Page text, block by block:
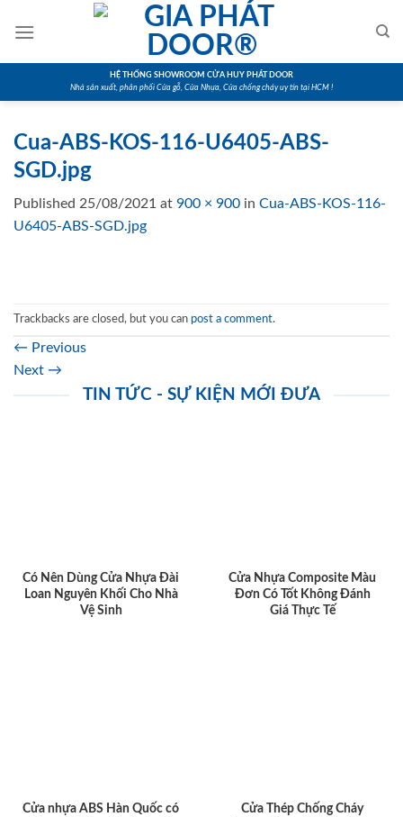
HỆ THỐNG SHOWROOM CỬA HUY PHÁT DOOR
Nhà sản xuất, phân phối Cửa gỗ, Cửa Nhựa, Cửa chống cháy uy tín tại HCM !
Cua-ABS-KOS-116-U6405-ABS-
SGD.jpg
Published 25/08/2021 at 900 × 900 in Cua-ABS-KOS-116-
U6405-ABS-SGD.jpg
Trackbacks are closed, but you can post a comment.
← Previous
Next →
TIN TỨC - SỰ KIỆN MỚI ĐƯA
Có Nên Dùng Cửa Nhựa Đài
Loan Nguyên Khối Cho Nhà
Vệ Sinh
Cửa Nhựa Composite Màu
Đơn Có Tốt Không Đánh
Giá Thực Tế
Cửa nhựa ABS Hàn Quốc có
Cửa Thép Chống Cháy